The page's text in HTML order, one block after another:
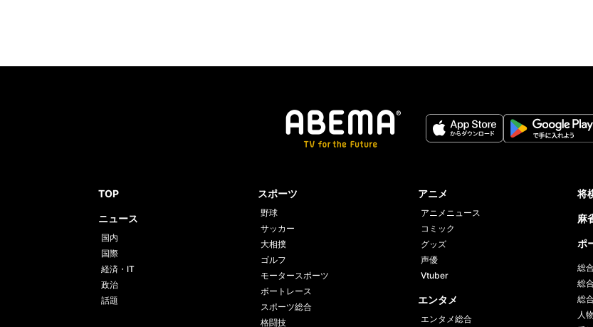
TOP
ニュース
国内
国際
経済・IT
政治
話題
スポーツ
野球
サッカー
大相撲
ゴルフ
モータースポーツ
ボートレース
スポーツ総合
格闘技
アニメ
アニメニュース
コミック
グッズ
声優
Vtuber
エンタメ
エンタメ総合
将
麻
ポ
総
総
総
人